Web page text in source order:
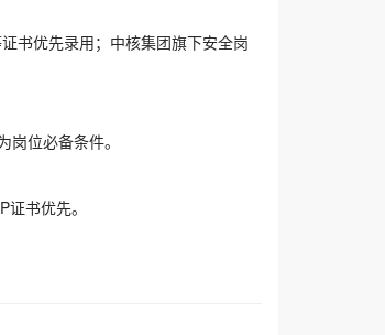
书优先录用；中核集团旗下安全岗
岗位必备条件。
书优先。